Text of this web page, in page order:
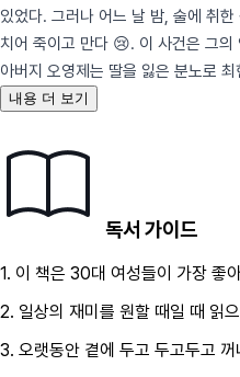
있었다. 그러나 어느 날 밤, 술에 취
치어 죽이고 만다 😢. 이 사건은 그의
아버지 오영제는 딸을 잃은 분노로
내용 더 보기
독서 가이드
1. 이 책은 30대 여성들이 가장 좋
2. 일상의 재미를 원할 때일 때 읽
3. 오랫동안 곁에 두고 두고두고